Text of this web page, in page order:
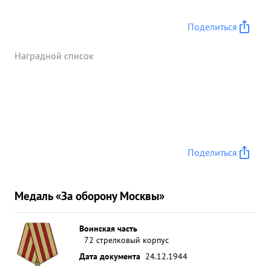
Поделиться
Наградной список
Поделиться
Медаль «За оборону Москвы»
Воинская часть
72 стрелковый корпус
Дата документа 24.12.1944